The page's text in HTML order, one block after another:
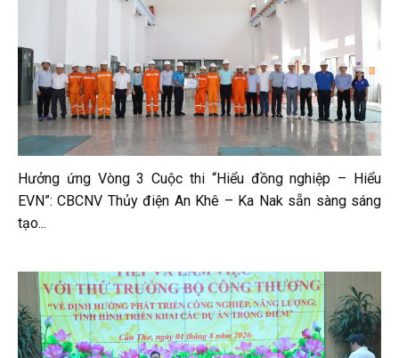
Hưởng ứng Vòng 3 Cuộc thi “Hiểu đồng nghiệp – Hiểu
EVN”: CBCNV Thủy điện An Khê – Ka Nak sẵn sàng sáng
tạo...